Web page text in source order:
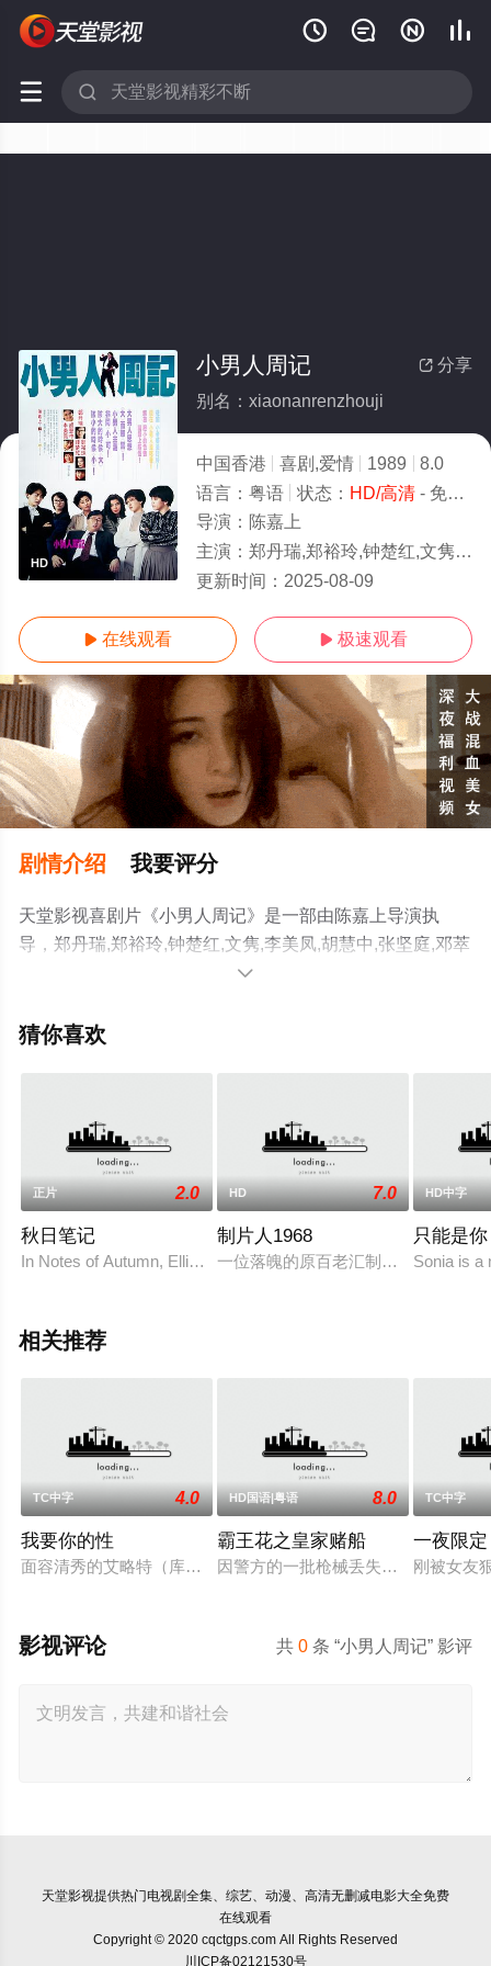
   
 
HD
 分享
小男人周记
别名：xiaonanrenzhouji
中国香港 喜剧,爱情 1989
8.0
语言： 粤语 状态： HD/高清- 免费在线观看
导演： 陈嘉上
主演： 郑丹瑞,郑裕玲,钟楚红,文隽,李美凤,胡慧中,张坚庭,邓萃雯
更新时间： 2025-08-09
 在线观看  极速观看
剧情介绍 我要评分
天堂影视喜剧片《小男人周记》是一部由陈嘉上导演执
导，郑丹瑞,郑裕玲,钟楚红,文隽,李美凤,胡慧中,张坚庭,邓萃
雯等明星演员精彩演绎的中国香港电影，手机免费观看高
可移步至豆瓣电影、电视猫或剧情网等平台了解。

猜你喜欢
正片 2.0
秋日笔记
In Notes of Autumn, Ellie (Williams) is a fun-loving
HD 7.0
制片人1968
一位落魄的原百老汇制片人跟一个“
HD中字
只能是你
Sonia is a
相关推荐
TC中字 4.0
我要你的性
面容清秀的艾略特（库珀·霍夫曼 Cooper Hoffman 饰）在著名艺
HD国语|粤语 8.0
霸王花之皇家赌船
因警方的一批枪械丢失，飞虎队简
TC中字
一夜限定
刚被女友
共0 条 “小男人周记” 影评
影视评论
天堂影视提供热门电视剧全集、综艺、动漫、高清无删减电影大全免费
在线观看
Copyright © 2020 cqctgps.com All Rights Reserved
川ICP备02121530号